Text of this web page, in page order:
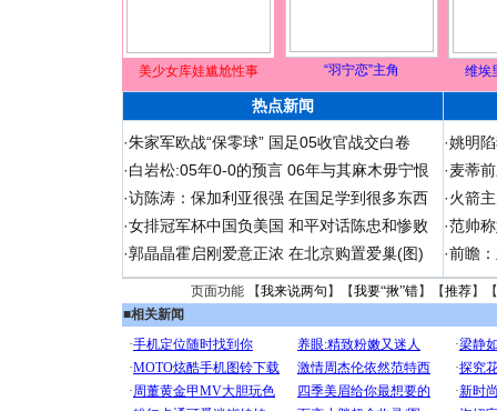
美少女库娃尴尬性事 “羽宁恋”主角 维埃
热点新闻
·朱家军欧战“保零球” 国足05收官战交白卷
·白岩松:05年0-0的预言 06年与其麻木毋宁恨
·访陈涛：保加利亚很强 在国足学到很多东西
·女排冠军杯中国负美国 和平对话陈忠和惨败
·郭晶晶霍启刚爱意正浓 在北京购置爱巢(图)
·姚明
·麦蒂
·火箭
·范帅
·前瞻
页面功能 【我来说两句 】【我要“揪”错】【推荐】
■相关新闻